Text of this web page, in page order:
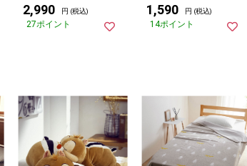
2,990 円 (税込)
27ポイント
1,590 円 (税込)
14ポイント